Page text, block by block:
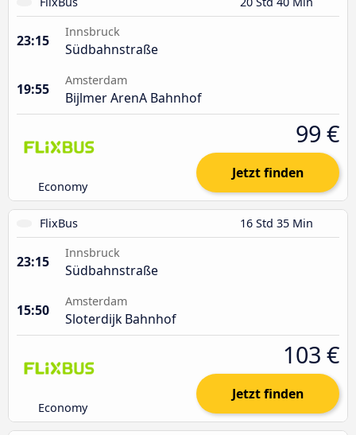
23:15
Innsbruck
Südbahnstraße
19:55
Amsterdam
Bijlmer ArenA Bahnhof
Economy
99 €
Jetzt finden
FlixBus 16 Std 35 Min
23:15
Innsbruck
Südbahnstraße
15:50
Amsterdam
Sloterdijk Bahnhof
Economy
103 €
Jetzt finden